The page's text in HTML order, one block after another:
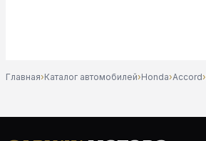
Главная›Каталог автомобилей›Honda›Accord›